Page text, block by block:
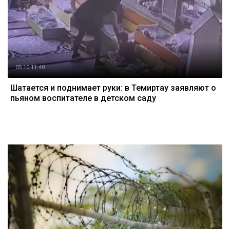
05.10 11:40
Шатается и поднимает руки: в Темиртау заявляют о
пьяном воспитателе в детском саду